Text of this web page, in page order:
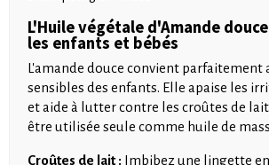
L'Huile végétale d'Amande
les enfants et bébés
L'amande douce convient parfaitement
sensibles des enfants. Elle apaise les
et aide à lutter contre les croûtes de
être utilisée seule comme huile de
Croûtes de lait : Imbibez une lingette